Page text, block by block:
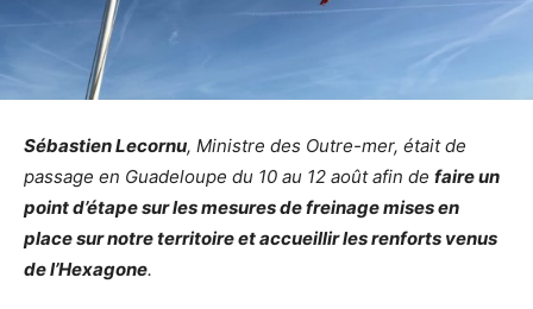
Sébastien Lecornu, Ministre des Outre-mer, était de
passage en Guadeloupe du 10 au 12 août afin de faire un
point d’étape sur les mesures de freinage mises en
place sur notre territoire et accueillir les renforts venus
de l’Hexagone.